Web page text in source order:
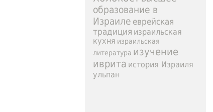
образование в
Израиле еврейская
традиция израильская
кухня израильская
литература изучение
иврита история Израиля
ульпан